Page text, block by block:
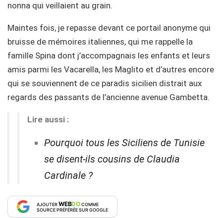
nonna qui veillaient au grain.
Maintes fois, je repasse devant ce portail anonyme qui
bruisse de mémoires italiennes, qui me rappelle la
famille Spina dont j’accompagnais les enfants et leurs
amis parmi les Vacarella, les Maglito et d’autres encore
qui se souviennent de ce paradis sicilien distrait aux
regards des passants de l’ancienne avenue Gambetta.
Lire aussi :
Pourquoi tous les Siciliens de Tunisie
se disent-ils cousins de Claudia
Cardinale ?
AJOUTERWEBDOCOMME
SOURCE PRÉFÉRÉE SUR GOOGLE